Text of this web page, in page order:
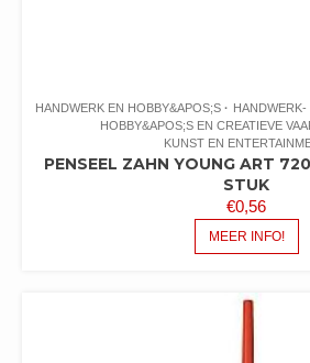
HANDWERK EN HOBBY&APOS;S
HANDWERK-
HOBBY&APOS;S EN CREATIEVE
KUNST EN
PENSEEL ZAHN YOUNG ART
STUK
€0,56
MEER INFO!